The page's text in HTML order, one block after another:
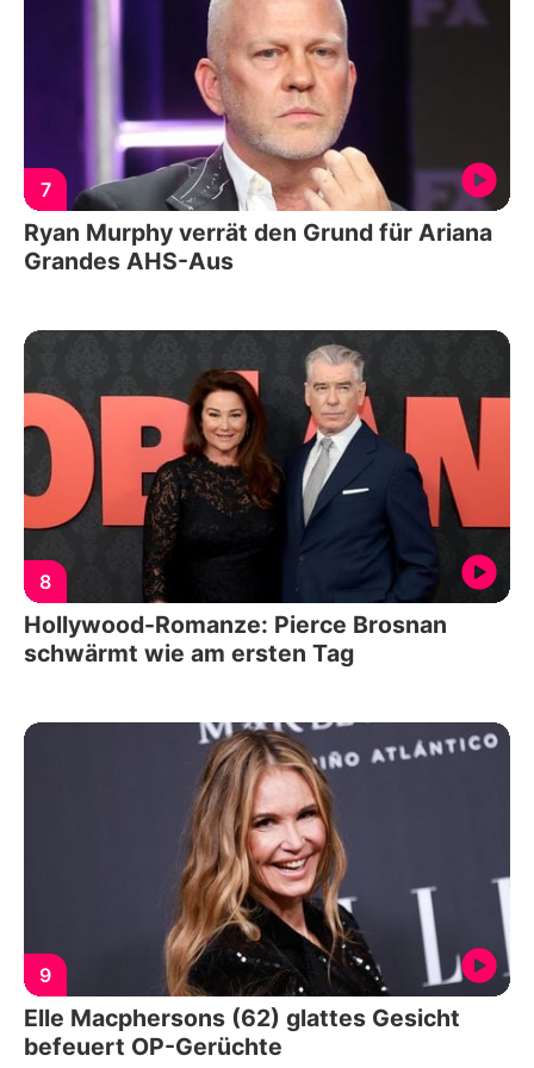
7
Ryan Murphy verrät den Grund für Ariana
Grandes AHS-Aus
8
Hollywood-Romanze: Pierce Brosnan
schwärmt wie am ersten Tag
9
Elle Macphersons (62) glattes Gesicht
befeuert OP-Gerüchte